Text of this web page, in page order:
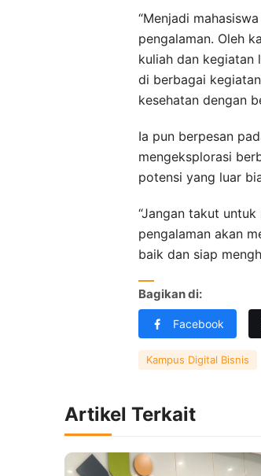
“Menjadi
pengalaman. Oleh
kuliah dan kegiatan
di berbagai
kesehatan dengan
Ia pun berpesan
mengeksplorasi
potensi yang luar
“Jangan takut
pengalaman akan
baik dan siap
Bagikan di:
Facebook
Kampus Digital Bisnis
Artikel Terkait